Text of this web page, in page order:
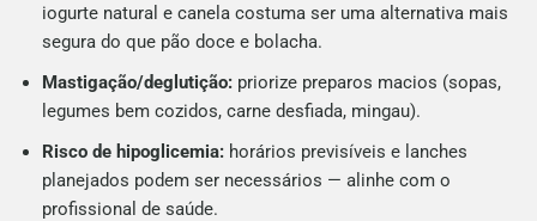
iogurte natural e canela costuma ser uma alternativa mais
segura do que pão doce e bolacha.
Mastigação/deglutição: priorize preparos macios (sopas,
legumes bem cozidos, carne desfiada, mingau).
Risco de hipoglicemia: horários previsíveis e lanches
planejados podem ser necessários — alinhe com o
profissional de saúde.